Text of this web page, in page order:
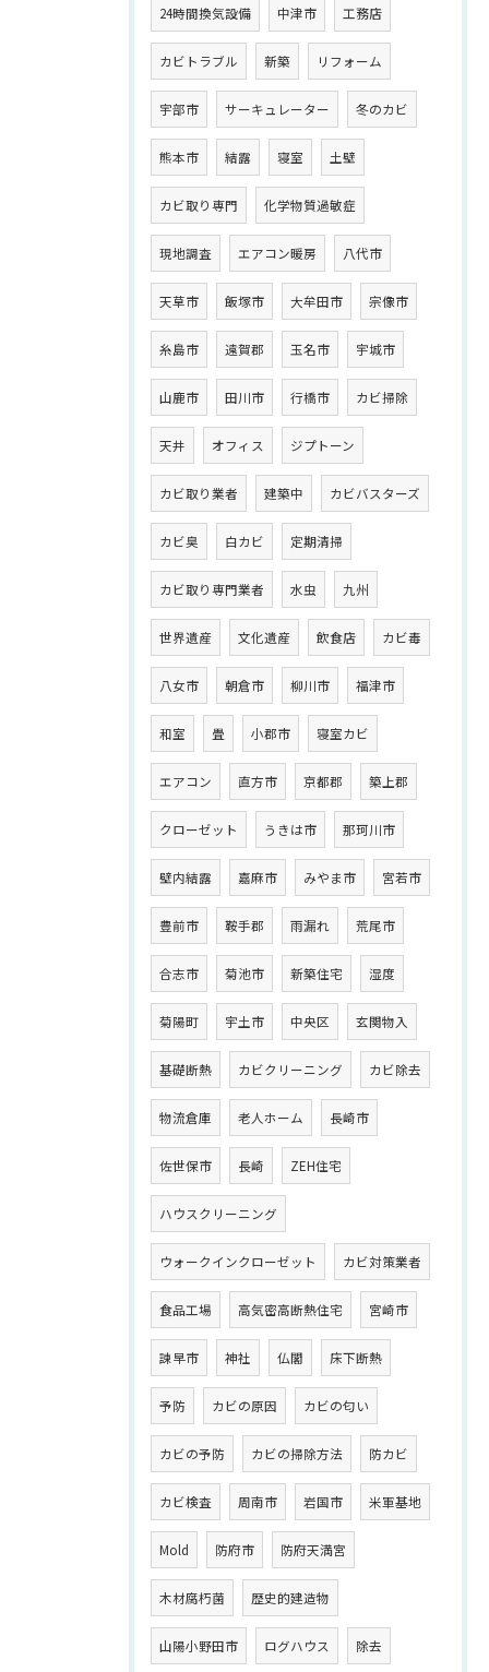
24時間換気設備 中津市 工務店
カビトラブル 新築 リフォーム
宇部市 サーキュレーター 冬のカビ
熊本市 結露 寝室 土壁
カビ取り専門 化学物質過敏症
現地調査 エアコン暖房 八代市
天草市 飯塚市 大牟田市 宗像市
糸島市 遠賀郡 玉名市 宇城市
山鹿市 田川市 行橋市 カビ掃除
天井 オフィス ジプトーン
カビ取り業者 建築中 カビバスターズ
カビ臭 白カビ 定期清掃
カビ取り専門業者 水虫 九州
世界遺産 文化遺産 飲食店 カビ毒
八女市 朝倉市 柳川市 福津市
和室 畳 小郡市 寝室カビ
エアコン 直方市 京都郡 築上郡
クローゼット うきは市 那珂川市
壁内結露 嘉麻市 みやま市 宮若市
豊前市 鞍手郡 雨漏れ 荒尾市
合志市 菊池市 新築住宅 湿度
菊陽町 宇土市 中央区 玄関物入
基礎断熱 カビクリーニング カビ除去
物流倉庫 老人ホーム 長崎市
佐世保市 長崎 ZEH住宅
ハウスクリーニング
ウォークインクローゼット カビ対策業者
食品工場 高気密高断熱住宅 宮崎市
諫早市 神社 仏閣 床下断熱
予防 カビの原因 カビの匂い
カビの予防 カビの掃除方法 防カビ
カビ検査 周南市 岩国市 米軍基地
Mold 防府市 防府天満宮
木材腐朽菌 歴史的建造物
山陽小野田市 ログハウス 除去